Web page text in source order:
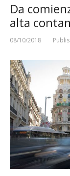
Da
alta
08/10/2018